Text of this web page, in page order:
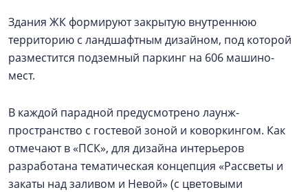
Здания ЖК формируют закрытую внутреннюю
территорию с ландшафтным дизайном, под которой
разместится подземный паркинг на 606 машино-
мест.
В каждой парадной предусмотрено лаунж-
пространство с гостевой зоной и коворкингом. Как
отмечают в «ПСК», для дизайна интерьеров
разработана тематическая концепция «Рассветы и
закаты над заливом и Невой» (с цветовыми